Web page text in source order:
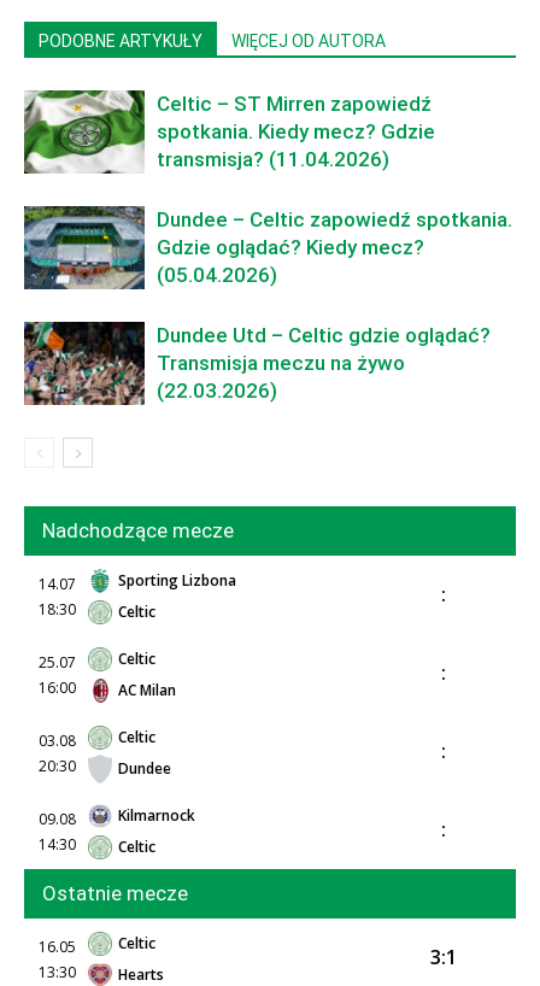
PODOBNE ARTYKUŁY WIĘCEJ OD AUTORA
Celtic – ST Mirren zapowiedź
spotkania. Kiedy mecz? Gdzie
transmisja? (11.04.2026)
Dundee – Celtic zapowiedź spotkania.
Gdzie oglądać? Kiedy mecz?
(05.04.2026)
Dundee Utd – Celtic gdzie oglądać?
Transmisja meczu na żywo
(22.03.2026)
Nadchodzące mecze
14.07
18:30
Sporting Lizbona
Celtic
:
25.07
16:00
Celtic
AC Milan
:
03.08
20:30
Celtic
Dundee
:
09.08
14:30
Kilmarnock
Celtic
:
Ostatnie mecze
16.05
13:30
Celtic
Hearts
3:1